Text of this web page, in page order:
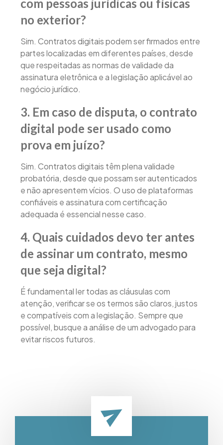
com pessoas jurídicas ou físicas
no exterior?
Sim. Contratos digitais podem ser firmados entre
partes localizadas em diferentes países, desde
que respeitadas as normas de validade da
assinatura eletrônica e a legislação aplicável ao
negócio jurídico.
3. Em caso de disputa, o contrato
digital pode ser usado como
prova em juízo?
Sim. Contratos digitais têm plena validade
probatória, desde que possam ser autenticados
e não apresentem vícios. O uso de plataformas
confiáveis e assinatura com certificação
adequada é essencial nesse caso.
4. Quais cuidados devo ter antes
de assinar um contrato, mesmo
que seja digital?
É fundamental ler todas as cláusulas com
atenção, verificar se os termos são claros, justos
e compatíveis com a legislação. Sempre que
possível, busque a análise de um advogado para
evitar riscos futuros.